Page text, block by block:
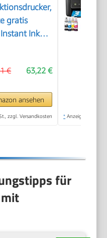
gratis
Ink
63,22 €
€
ansehen
zzgl. Versandkosten * Anzeige
für